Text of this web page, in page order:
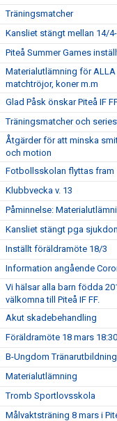
Träningsmatcher
Kansliet stängt mellan 14/
Piteå Summer Games
Materialutlämning för
matchtröjor, koner m.m
Glad Påsk önskar Piteå IF
Träningsmatcher och
Åtgärder för att minska
och motion
Fotbollsskolan flyttas fram
Klubbvecka v. 13
Påminnelse:
Kansliet stängt pga
Inställt föräldramöte 18/3
Information angående
Vi hälsar alla barn födda
välkomna till Piteå IF FF.
Akut skadebehandling
Föräldramöte 18 mars 18:30
B-Ungdom Tränarutbildning
Materialutlämning
Tromb Sportlovsskola
Målvaktsträning 8 mars i